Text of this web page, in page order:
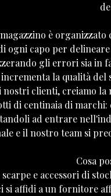
è organizzato
ogni capo per
gli errori sia in
la qualità del
nostri clienti, creiamo
di centinaia di marchi:
ad entrare
e il nostro team si
Cosa
scarpe e accessori di
si affidi a un fornitore